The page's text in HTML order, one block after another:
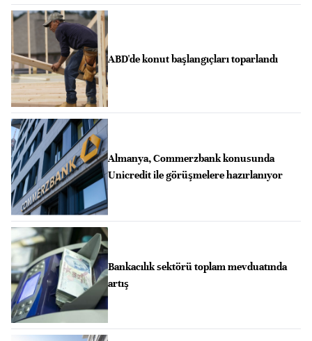
ABD'de konut başlangıçları toparlandı
Almanya, Commerzbank konusunda
Unicredit ile görüşmelere hazırlanıyor
Bankacılık sektörü toplam mevduatında
artış